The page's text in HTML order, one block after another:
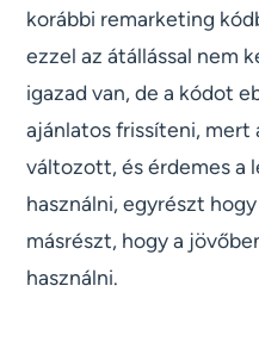
korábbi remarketing
ezzel az átállással nem
igazad van, de a kódot
ajánlatos frissíteni, mert
változott, és érdemes a
használni, egyrészt
másrészt, hogy a
használni.